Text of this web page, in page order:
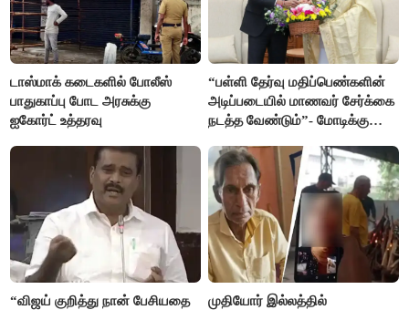
டாஸ்மாக் கடைகளில் போலீஸ்
பாதுகாப்பு போட அரசுக்கு
ஐகோர்ட் உத்தரவு
“பள்ளி தேர்வு மதிப்பெண்களின்
அடிப்படையில் மாணவர் சேர்க்கை
நடத்த வேண்டும்”- மோடிக்கு
“விஜய் குறித்து நான் பேசியதை
முதியோர் இல்லத்தில்